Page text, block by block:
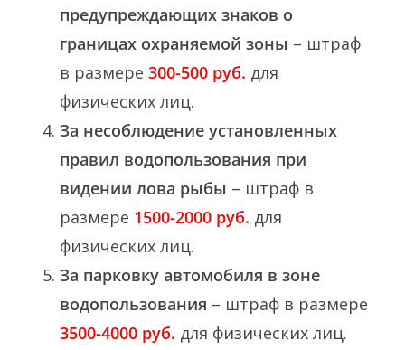
предупреждающих знаков о
границах охраняемой зоны – штраф
в размере 300-500 руб. для
физических лиц.
За несоблюдение установленных
правил водопользования при
видении лова рыбы – штраф в
размере 1500-2000 руб. для
физических лиц.
За парковку автомобиля в зоне
водопользования – штраф в размере
3500-4000 руб. для физических лиц.